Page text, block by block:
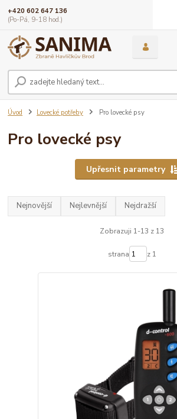
+420 602 647 136
(Po-Pá, 9-18 hod.)
Úvod Lovecké potřeby Pro lovecké psy
Pro lovecké psy
Upřesnit parametry
Nejnovější Nejlevnější Nejdražší
Zobrazuji 1-13 z 13
strana z 1